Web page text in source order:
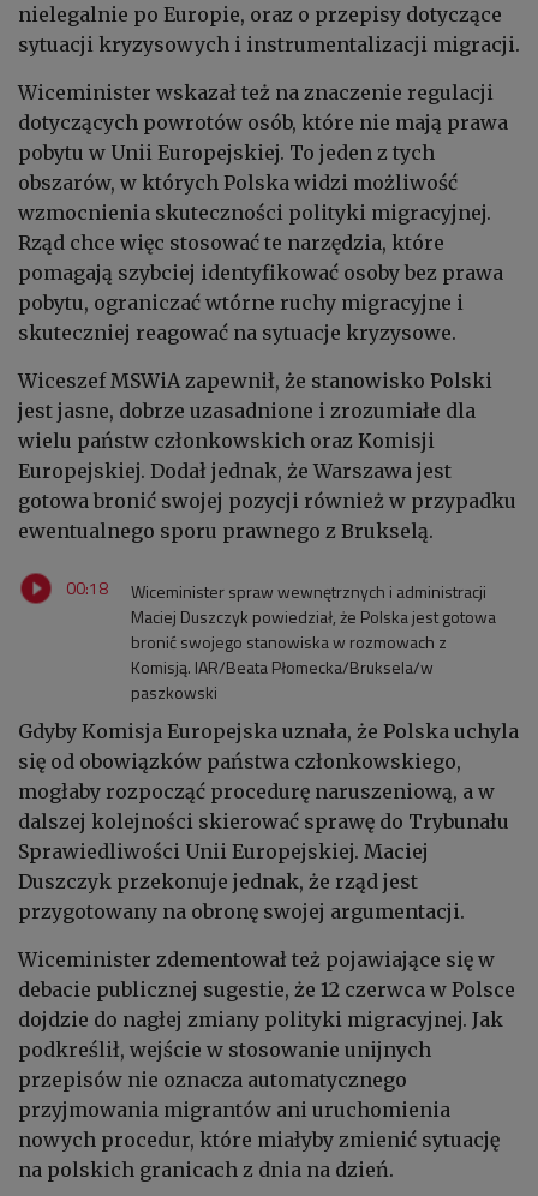
nielegalnie po Europie, oraz o przepisy dotyczące
sytuacji kryzysowych i instrumentalizacji migracji.
Wiceminister wskazał też na znaczenie regulacji
dotyczących powrotów osób, które nie mają prawa
pobytu w Unii Europejskiej. To jeden z tych
obszarów, w których Polska widzi możliwość
wzmocnienia skuteczności polityki migracyjnej.
Rząd chce więc stosować te narzędzia, które
pomagają szybciej identyfikować osoby bez prawa
pobytu, ograniczać wtórne ruchy migracyjne i
skuteczniej reagować na sytuacje kryzysowe.
Wiceszef MSWiA zapewnił, że stanowisko Polski
jest jasne, dobrze uzasadnione i zrozumiałe dla
wielu państw członkowskich oraz Komisji
Europejskiej. Dodał jednak, że Warszawa jest
gotowa bronić swojej pozycji również w przypadku
ewentualnego sporu prawnego z Brukselą.
00:18
Wiceminister spraw wewnętrznych i administracji
Maciej Duszczyk powiedział, że Polska jest gotowa
bronić swojego stanowiska w rozmowach z
Komisją. IAR/Beata Płomecka/Bruksela/w
paszkowski
Gdyby Komisja Europejska uznała, że Polska uchyla
się od obowiązków państwa członkowskiego,
mogłaby rozpocząć procedurę naruszeniową, a w
dalszej kolejności skierować sprawę do Trybunału
Sprawiedliwości Unii Europejskiej. Maciej
Duszczyk przekonuje jednak, że rząd jest
przygotowany na obronę swojej argumentacji.
Wiceminister zdementował też pojawiające się w
debacie publicznej sugestie, że 12 czerwca w Polsce
dojdzie do nagłej zmiany polityki migracyjnej. Jak
podkreślił, wejście w stosowanie unijnych
przepisów nie oznacza automatycznego
przyjmowania migrantów ani uruchomienia
nowych procedur, które miałyby zmienić sytuację
na polskich granicach z dnia na dzień.